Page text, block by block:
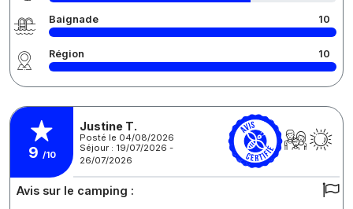
Baignade 10
Région 10
9 /10
Justine T.
Posté le 04/08/2026
Séjour : 19/07/2026 -
26/07/2026
Avis sur le camping :